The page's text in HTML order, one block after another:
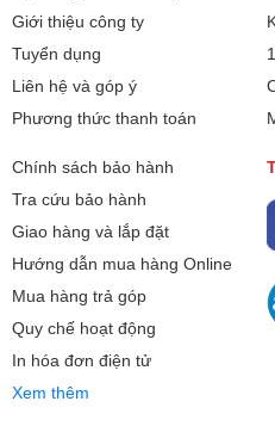
BLB-5343
hoạt động với
nhồi và 2 mức công suất
nhanh chóng các loại thực
năng tiêu thụ.
Giới thiệu công ty
Tuyển dụng
Liên hệ và góp ý
Phương thức thanh toán
Chính sách bảo hành
Tra cứu bảo hành
Giao hàng và lắp đặt
Hướng dẫn mua hàng Online
Mua hàng trả góp
Quy chế hoạt động
In hóa đơn điện tử
Xem thêm